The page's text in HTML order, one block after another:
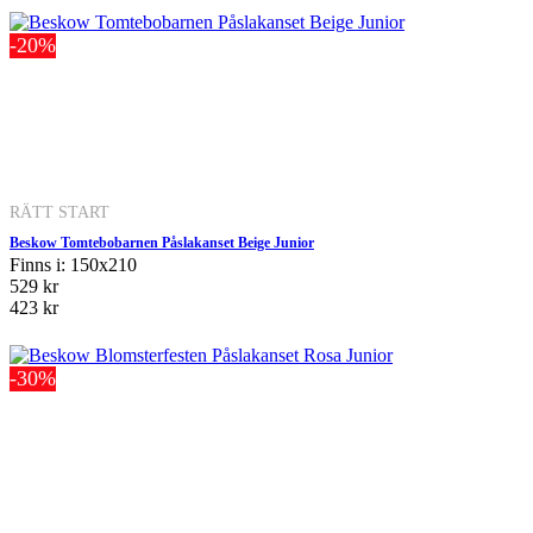
-20%
RÄTT START
Beskow Tomtebobarnen Påslakanset Beige Junior
Finns i: 150x210
529 kr
423 kr
-30%